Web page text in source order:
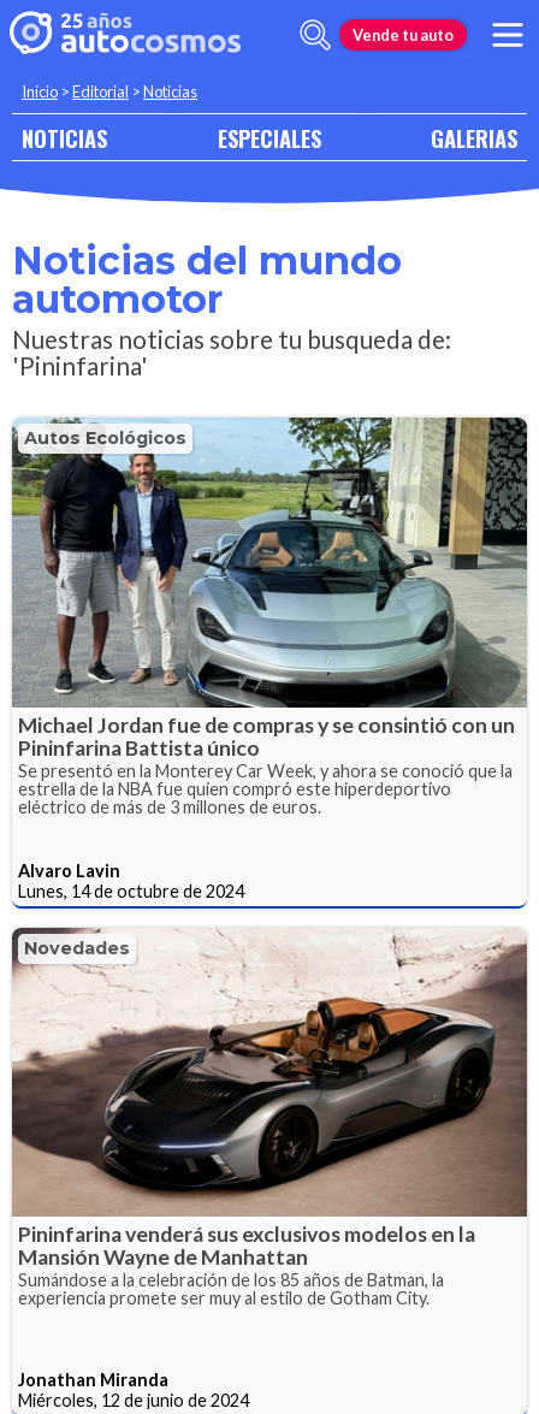
Vende tu auto
Inicio >Editorial >Noticias
NOTICIAS ESPECIALES GALERIAS
Noticias del mundo
automotor
Nuestras noticias sobre tu busqueda de:
'Pininfarina'
Autos Ecológicos
Michael Jordan fue de compras y se consintió con un
Pininfarina Battista único
Se presentó en la Monterey Car Week, y ahora se conoció que la
estrella de la NBA fue quien compró este hiperdeportivo
eléctrico de más de 3 millones de euros.
Alvaro Lavin
Lunes, 14 de octubre de 2024
Novedades
Pininfarina venderá sus exclusivos modelos en la
Mansión Wayne de Manhattan
Sumándose a la celebración de los 85 años de Batman, la
experiencia promete ser muy al estilo de Gotham City.
Jonathan Miranda
Miércoles, 12 de junio de 2024